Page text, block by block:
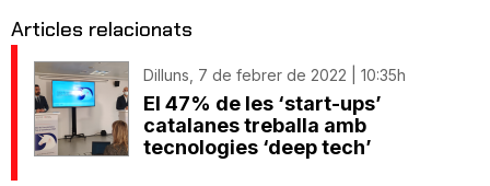
Articles relacionats
Dilluns, 7 de febrer de 2022 | 10:35h
El 47% de les ‘start-ups’
catalanes treballa amb
tecnologies ‘deep tech’